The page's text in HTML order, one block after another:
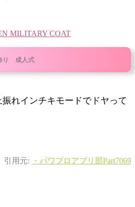
MILITARY COAT
り 成人式
れインチキモードでドヤって
引用元: ・パワプロアプリ部Part7069